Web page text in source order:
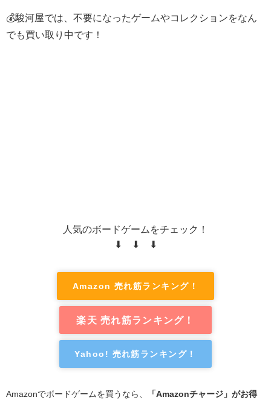
💰駿河屋では、不要になったゲームやコレクションをなん
でも買い取り中です！
人気のボードゲームをチェック！
⬇ ⬇ ⬇
Amazon 売れ筋ランキング！
楽天 売れ筋ランキング！
Yahoo! 売れ筋ランキング！
Amazonでボードゲームを買うなら、
「Amazonチャージ」がお得